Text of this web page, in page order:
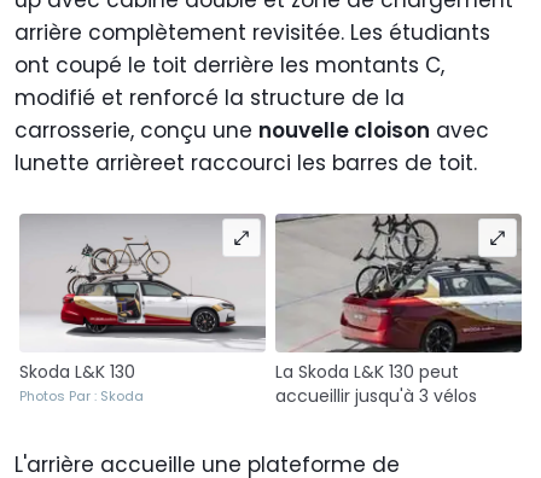
arrière complètement revisitée. Les étudiants
ont coupé le toit derrière les montants C,
modifié et renforcé la structure de la
carrosserie, conçu une nouvelle cloison avec
lunette arrièreet raccourci les barres de toit.
Skoda L&K 130
Photos Par : Skoda
La Skoda L&K 130 peut
accueillir jusqu'à 3 vélos
L'arrière accueille une plateforme de